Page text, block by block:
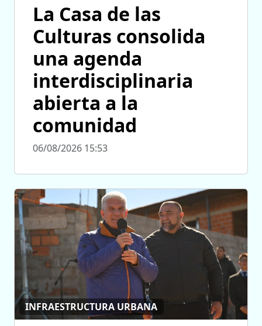
La Casa de las
Culturas consolida
una agenda
interdisciplinaria
abierta a la
comunidad
06/08/2026 15:53
INFRAESTRUCTURA URBANA